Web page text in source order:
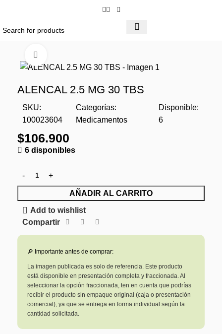
ALENCAL 2.5 MG 30 TBS
SKU:
100023604
Categorías:
Medicamentos
Disponible:
6
$106.900
6 disponibles
AÑADIR AL CARRITO
Add to wishlist
Compartir
🔎 Importante antes de comprar:
La imagen publicada es solo de referencia. Este producto
está disponible en presentación completa y fraccionada. Al
seleccionar la opción fraccionada, ten en cuenta que podrías
recibir el producto sin empaque original (caja o presentación
comercial), ya que se entrega en forma individual según la
cantidad solicitada.